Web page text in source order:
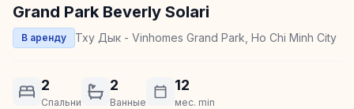
Grand Park Beverly Solari
В аренду Тху Дык - Vinhomes Grand Park, Ho Chi Minh City
2
Спальни
2
Ванные
12
мес. min